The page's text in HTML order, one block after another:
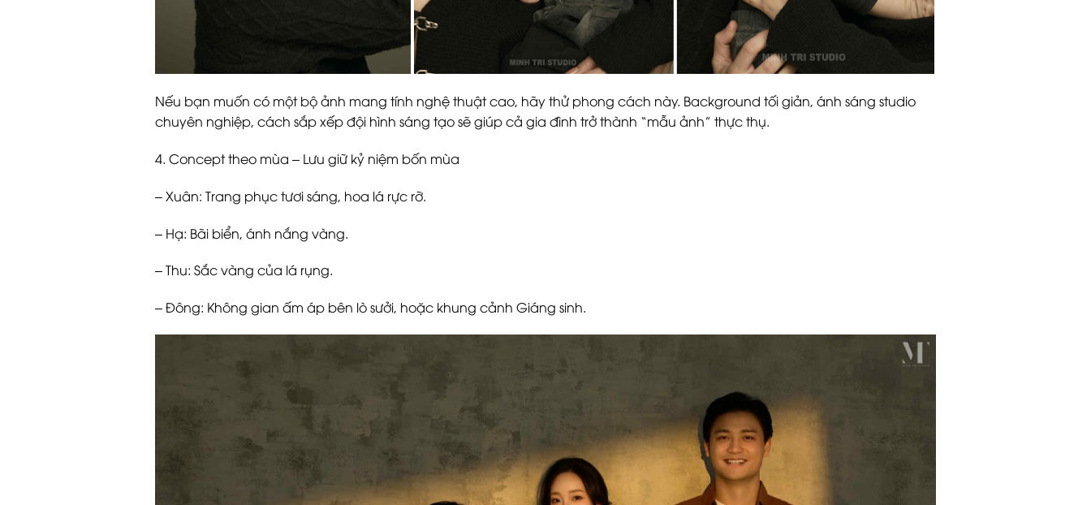
Nếu bạn muốn có một bộ ảnh mang tính nghệ thuật cao, hãy thử phong cách này. Background tối giản, ánh sáng studio
chuyên nghiệp, cách sắp xếp đội hình sáng tạo sẽ giúp cả gia đình trở thành “mẫu ảnh” thực thụ.
4. Concept theo mùa – Lưu giữ kỷ niệm bốn mùa
– Xuân: Trang phục tươi sáng, hoa lá rực rỡ.
– Hạ: Bãi biển, ánh nắng vàng.
– Thu: Sắc vàng của lá rụng.
– Đông: Không gian ấm áp bên lò sưởi, hoặc khung cảnh Giáng sinh.